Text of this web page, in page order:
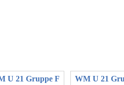
U 21 Gruppe F WM U 21